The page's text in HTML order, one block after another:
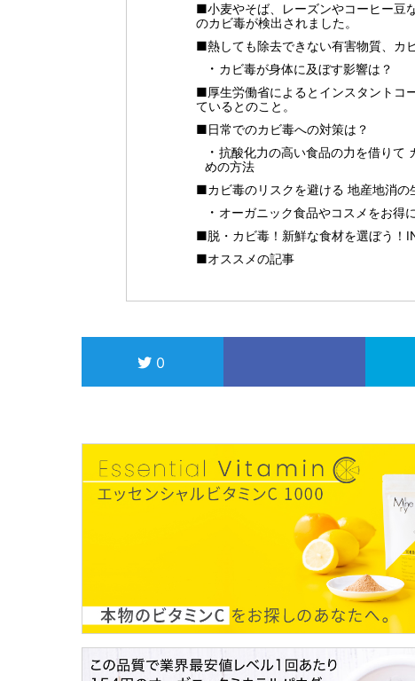
■小麦やそば、レーズンやコーヒー豆
のカビ毒が検出されました。
■熱しても除去できない有害物質、カ
カビ毒が身体に及ぼす影響は？
■厚生労働省によるとインスタントコ
ているとのこと。
■日常でのカビ毒への対策は？
抗酸化力の高い食品の力を借りて
めの方法
■カビ毒のリスクを避ける 地産地消の
オーガニック食品やコスメをお得
■脱・カビ毒！新鮮な食材を選ぼう！
■オススメの記事
0